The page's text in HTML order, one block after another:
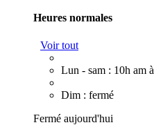
Heures normales
Voir tout
Lun - sam : 10h am
Dim : fermé
Fermé aujourd'hui